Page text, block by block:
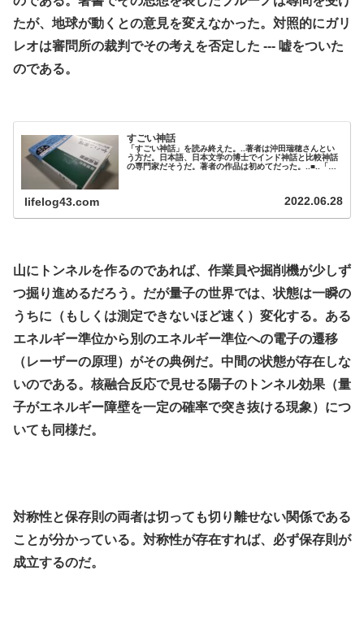
たが、地球が動くとの意見を変えなかった。対照的にガリ
レオは審問所の裁判でその考えを否定した --- 嘘をついた
のである。
すごい神話
「すごい神話」を読み終えた。..著者は沖田瑞穂さんとい
う方だ。日本語、日本文学の博士でインド神話と比較神話
の専門家だそうだ。著者の作品は初めてだった。..■..「世
その死体の中で生きているのだ。..神話では洪水のあと
lifelog43.com 2022.06.28
山にトンネルを作るのであれば、作業員や掘削機が少しず
つ掘り進めるだろう。だが量子の世界では、状態は一瞬の
うちに（もしくは測定できないほど速く）変化する。ある
エネルギー準位から別のエネルギー準位への電子の遷移
（レーザーの原理）がその典例だ。中間の状態が存在しな
いのである。核融合反応で見せる陽子のトンネル効果（量
子がエネルギー障壁を一定の確率で突き抜ける現象）につ
いても同様だ。
対称性と保存則の両者は切っても切り離せない関係である
ことが分かっている。対称性が存在すれば、必ず保存則が
成立するのだ。